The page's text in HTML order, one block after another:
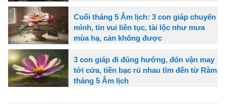
Cuối tháng 5 Âm lịch: 3 con giáp chuyển
mình, tin vui liên tục, tài lộc như mưa
mùa hạ, cản không được
3 con giáp đi đúng hướng, đón vận may
tới cửa, tiền bạc rủ nhau tìm đến từ Rằm
tháng 5 Âm lịch